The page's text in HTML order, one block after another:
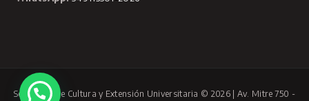
Secretaría de Cultura y Extensión Universitaria © 2026 | Av. Mitre 750 -